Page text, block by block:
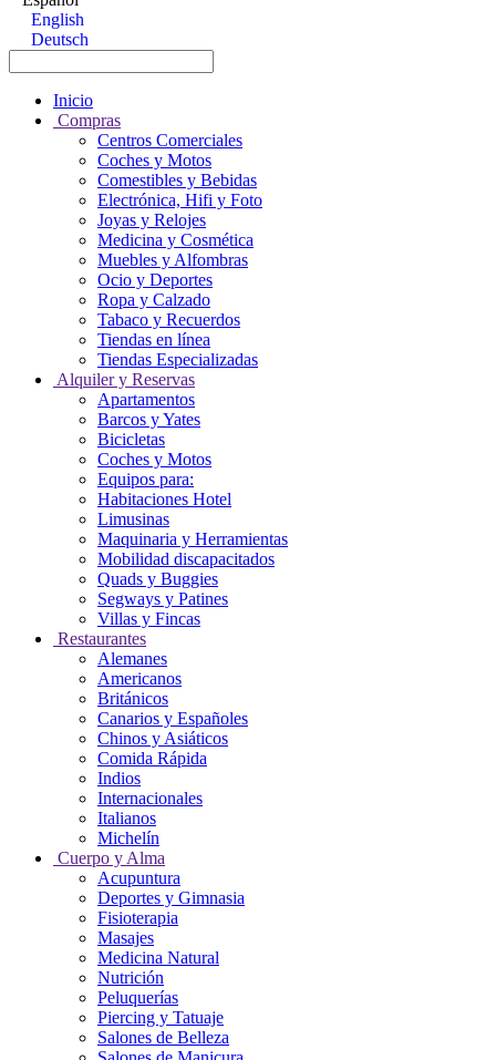
English
Deutsch
Inicio
Compras
Centros Comerciales
Coches y Motos
Comestibles y Bebidas
Electrónica, Hifi y Foto
Joyas y Relojes
Medicina y Cosmética
Muebles y Alfombras
Ocio y Deportes
Ropa y Calzado
Tabaco y Recuerdos
Tiendas en línea
Tiendas Especializadas
Alquiler y Reservas
Apartamentos
Barcos y Yates
Bicicletas
Coches y Motos
Equipos para:
Habitaciones Hotel
Limusinas
Maquinaria y Herramientas
Mobilidad discapacitados
Quads y Buggies
Segways y Patines
Villas y Fincas
Restaurantes
Alemanes
Americanos
Británicos
Canarios y Españoles
Chinos y Asiáticos
Comida Rápida
Indios
Internacionales
Italianos
Michelín
Cuerpo y Alma
Acupuntura
Deportes y Gimnasia
Fisioterapia
Masajes
Medicina Natural
Nutrición
Peluquerías
Piercing y Tatuaje
Salones de Belleza